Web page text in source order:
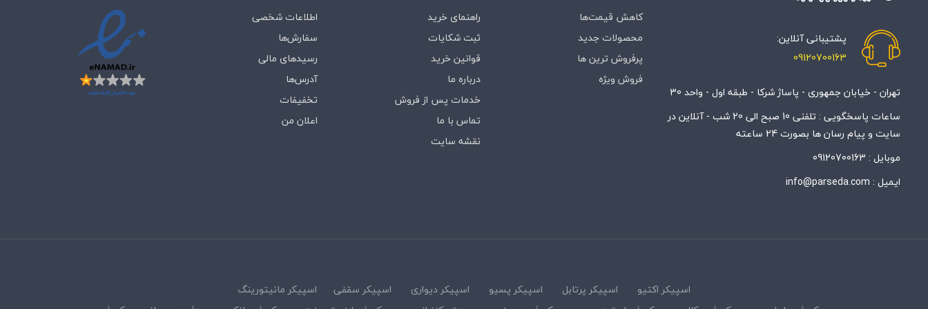
پشتیبانی آنلاین:
09120700163
تهران - خیابان جمهوری - پاساژ شرکا - طبقه اول - واحد 30
ساعات پاسخگویی : تلفنی 10 صبح الی 20 شب - آنلاین در
سایت و پیام رسان ها بصورت 24 ساعته
موبایل : 09120700163
ایمیل : info@parseda.com
کاهش قیمت‌ها
محصولات جدید
پرفروش ترین ها
فروش ویژه
راهنمای خرید
ثبت شکایات
قوانین خرید
درباره‌ ما
خدمات پس از فروش
تماس با ما
نقشه سایت
اطلاعات شخصی
سفارش‌ها
رسیدهای مالی
آدرس‌ها
تخفیفات
اعلان من
اسپیکر اکتیو اسپیکر پرتابل اسپیکر پسیو اسپیکر دیواری اسپیکر سقفی
اسپیکر مانیتورینگ